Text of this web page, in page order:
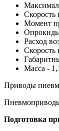
Момент
Расход
Скорость
Масса -
Приводы
Пневмоприводы
Подготовка